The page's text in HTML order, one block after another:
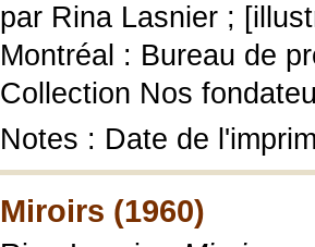
par Rina Lasnier ;
Montréal : Bureau de
Collection Nos
Notes : Date de
Miroirs (1960)